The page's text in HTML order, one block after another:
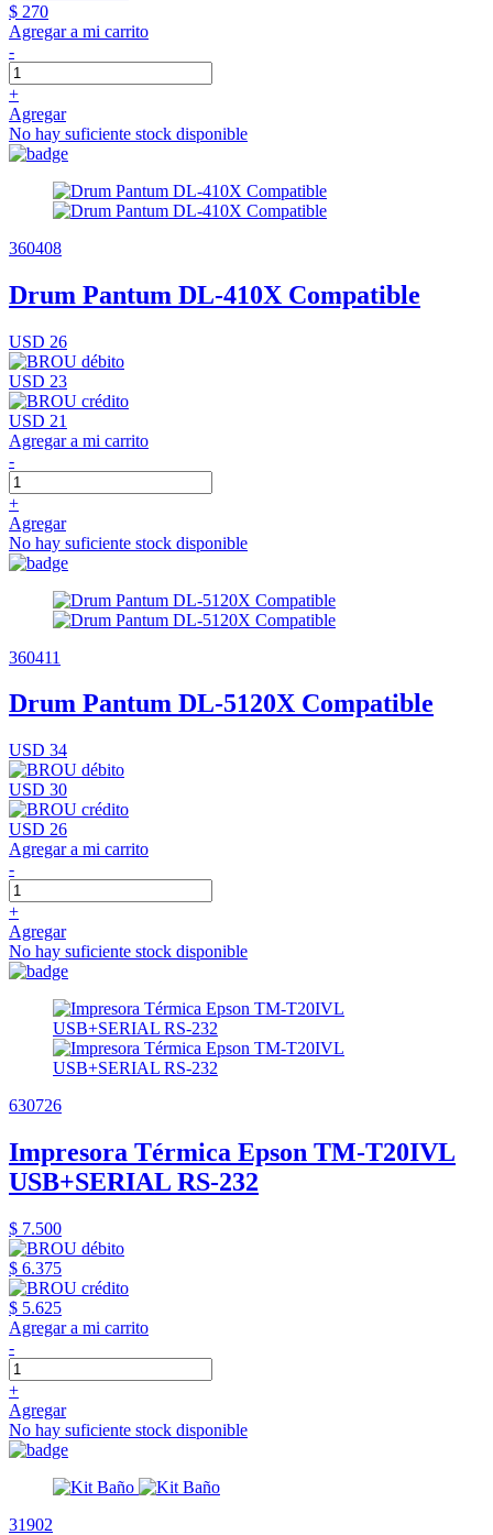
$ 270
Agregar a mi carrito
-
+
Agregar
No hay suficiente stock disponible
360408
Drum Pantum DL-410X Compatible
USD 26
USD 23
USD 21
Agregar a mi carrito
-
+
Agregar
No hay suficiente stock disponible
360411
Drum Pantum DL-5120X Compatible
USD 34
USD 30
USD 26
Agregar a mi carrito
-
+
Agregar
No hay suficiente stock disponible
630726
Impresora Térmica Epson TM-T20IVL
USB+SERIAL RS-232
$ 7.500
$ 6.375
$ 5.625
Agregar a mi carrito
-
+
Agregar
No hay suficiente stock disponible
31902